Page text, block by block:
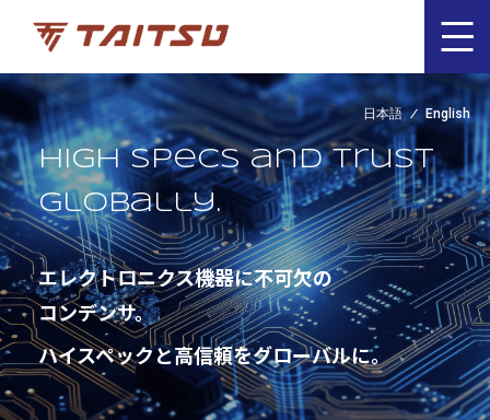
日本語 English
High specs and trust
globally.
エレクトロニクス機器に不可欠の
コンデンサ。
ハイスペックと高信頼をグローバルに。